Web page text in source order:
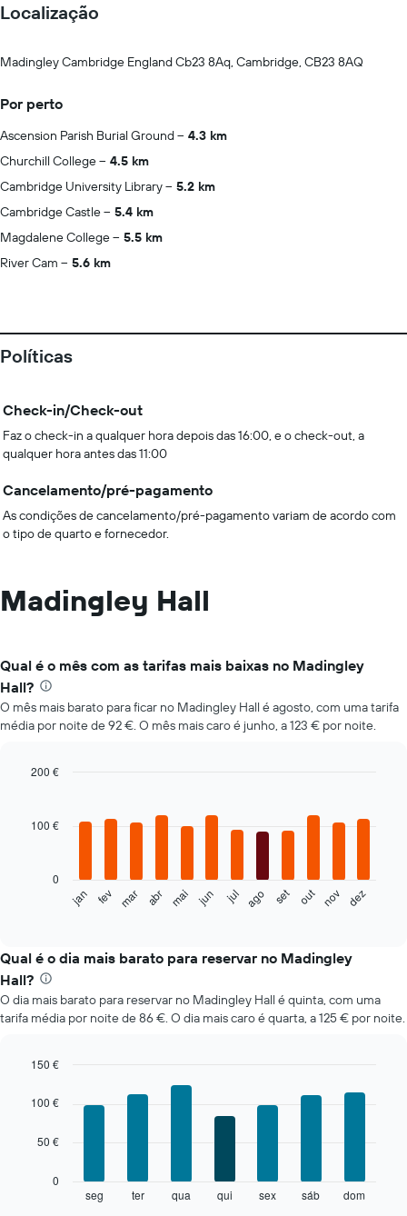
Localização
Madingley Cambridge England Cb23 8Aq, Cambridge, CB23 8AQ
Por perto
Ascension Parish Burial Ground
4.3 km
Churchill College
4.5 km
Cambridge University Library
5.2 km
Cambridge Castle
5.4 km
Magdalene College
5.5 km
River Cam
5.6 km
Políticas
Check-in/Check-out
Faz o check-in a qualquer hora depois das 16:00, e o check-out, a
qualquer hora antes das 11:00
Cancelamento/pré-pagamento
As condições de cancelamento/pré-pagamento variam de acordo com
o tipo de quarto e fornecedor.
Madingley Hall
Qual é o mês com as tarifas mais baixas no Madingley
Hall?
O mês mais barato para ficar no Madingley Hall é agosto, com uma tarifa
média por noite de 92 €. O mês mais caro é junho, a 123 € por noite.
with
o
preço
médio
de
um
em
cada
apresenta
numa
jan fev mar abr mai jun jul ago set out nov dez
0
100 €
200 €
Qual é o dia mais barato para reservar no Madingley
Hall?
O dia mais barato para reservar no Madingley Hall é quinta, com uma
tarifa média por noite de 86 €. O dia mais caro é quarta, a 125 € por noite.
chart
bars.
graphic.
seg ter qua qui sex sáb dom
0
50 €
100 €
150 €